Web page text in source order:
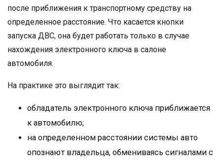
после приближения к транспортному средству на
определенное расстояние. Что касается кнопки
запуска ДВС, она будет работать только в случае
нахождения электронного ключа в салоне
автомобиля.
На практике это выглядит так:
обладатель электронного ключа приближается
к автомобилю;
на определенном расстоянии системы авто
опознают владельца, обмениваясь сигналами с